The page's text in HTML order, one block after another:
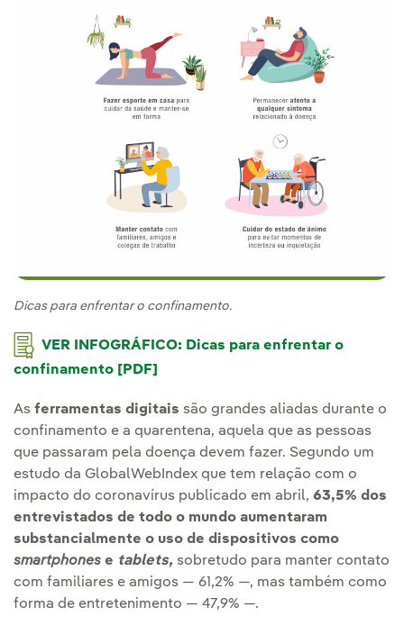
Dicas para enfrentar o confinamento.
VER INFOGRÁFICO: Dicas para enfrentar o
confinamento [PDF]
As ferramentas digitais são grandes aliadas durante o
confinamento e a quarentena, aquela que as pessoas
que passaram pela doença devem fazer. Segundo um
estudo da GlobalWebIndex que tem relação com o
impacto do coronavírus publicado em abril, 63,5% dos
entrevistados de todo o mundo aumentaram
substancialmente o uso de dispositivos como
smartphones e tablets, sobretudo para manter contato
com familiares e amigos — 61,2% —, mas também como
forma de entretenimento — 47,9% —.